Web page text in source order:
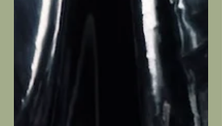
fredde acque di Hyannis Port e del
New England, alle più temperate baie
di Capri. Una barca, varata nel 1930, che
per prima appartenne a Edsel Ford,
figlio di Henry, per poi diventare
presidenziale negli anni cinquanta. Un
simbolo dell'eleganza, politica e non,